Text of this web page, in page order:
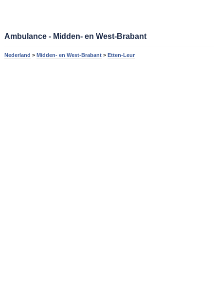
Ambulance - Midden- en West-Brabant
Nederland > Midden- en West-Brabant> Etten-Leur